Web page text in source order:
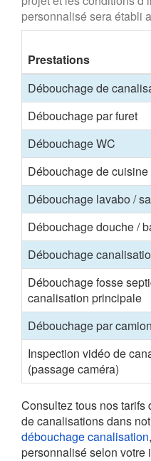
personnalisé sera établi
Prestations
Débouchage de
Débouchage par furet
Débouchage WC
Débouchage de cuisine
Débouchage lavabo /
Débouchage douche /
Débouchage
Débouchage fosse
canalisation principale
Débouchage par
Inspection vidéo de
(passage caméra)
Consultez tous nos
de canalisations dans
débouchage canalisation
personnalisé selon votre